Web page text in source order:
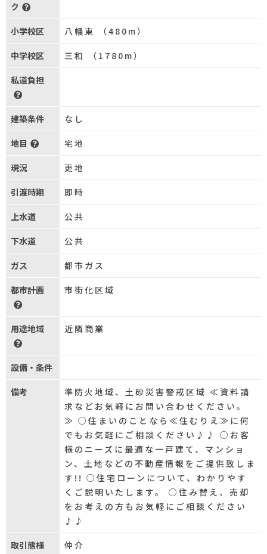
ク
小学校区 八幡東 （480m）
中学校区 三和 （1780m）
私道負担
建築条件 なし
地目 宅地
現況 更地
引渡時期 即時
上水道 公共
下水道 公共
ガス 都市ガス
都市計画 市街化区域
用途地域 近隣商業
設備・条件
備考
準防火地域、土砂災害警戒区域 ≪資料請
求などお気軽にお問い合わせください。
≫ ○住まいのことなら≪住むりえ≫に何
でもお気軽にご相談ください♪♪ ○お客
様のニーズに最適な一戸建て、マンショ
ン、土地などの不動産情報をご提供致しま
す!! ○住宅ローンについて、わかりやす
くご説明いたします。 ○住み替え、売却
をお考えの方もお気軽にご相談ください
♪♪
取引態様 仲介